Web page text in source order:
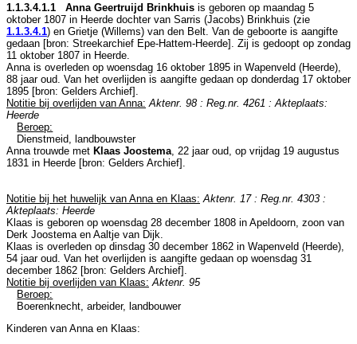
1.1.3.4.1.1 Anna Geertruijd Brinkhuis is geboren op maandag 5
oktober 1807 in Heerde dochter van Sarris (Jacobs) Brinkhuis (zie
1.1.3.4.1) en Grietje (Willems) van den Belt. Van de geboorte is aangifte
gedaan [bron: Streekarchief Epe-Hattem-Heerde]. Zij is gedoopt op zondag
11 oktober 1807 in Heerde
Anna is overleden op woensdag 16 oktober 1895 in Wapenveld (Heerde)
88 jaar oud. Van het overlijden is aangifte gedaan op donderdag 17 oktober
1895 [bron: Gelders Archief].
Notitie bij overlijden van Anna: Aktenr. 98 : Reg.nr. 4261 : Akteplaats:
Heerde
Beroep:
Dienstmeid, landbouwster
Anna trouwde met Klaas Joostema , 22 jaar oud, op vrijdag 19 augustus
1831 in Heerde [bron: Gelders Archief].
Notitie bij het huwelijk van Anna en Klaas: Aktenr. 17 : Reg.nr. 4303 :
Akteplaats: Heerde
Klaas is geboren op woensdag 28 december 1808 in Apeldoorn , zoon van
Derk Joostema en Aaltje van Dijk.
Klaas is overleden op dinsdag 30 december 1862 in Wapenveld (Heerde)
54 jaar oud. Van het overlijden is aangifte gedaan op woensdag 31
december 1862 [bron: Gelders Archief].
Notitie bij overlijden van Klaas: Aktenr. 95
Beroep:
Boerenknecht, arbeider, landbouwer
Kinderen van Anna en Klaas: